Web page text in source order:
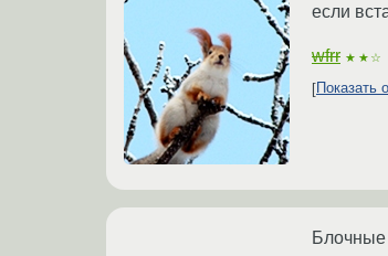
если
wfrr ★★☆
Показать